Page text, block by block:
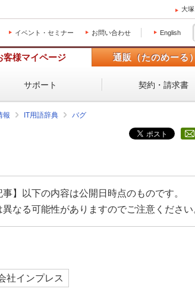
大
イベント・セミナー お問い合わせ English
客様マイページ 通販（たのめーる
サポート 契約・請求書
報 IT用語辞典 バグ
事】以下の内容は公開日時点のものです。
なる可能性がありますのでご注意ください
社インプレス